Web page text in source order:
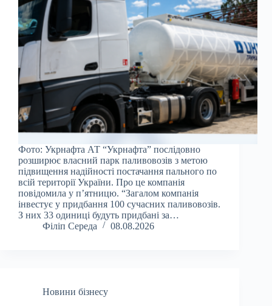
Фото: Укрнафта АТ “Укрнафта” послідовно
розширює власний парк паливовозів з метою
підвищення надійності постачання пального по
всій території України. Про це компанія
повідомила у п’ятницю. “Загалом компанія
інвестує у придбання 100 сучасних паливовозів.
З них 33 одиниці будуть придбані за…
Філіп Середа
08.08.2026
Новини бізнесу